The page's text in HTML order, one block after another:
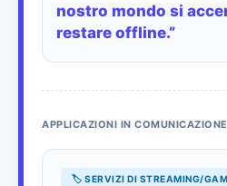
nostro mondo si
restare offline.”
APPLICAZIONI IN COMUNICAZIONE
🏷️ SERVIZI DI STREAMING/